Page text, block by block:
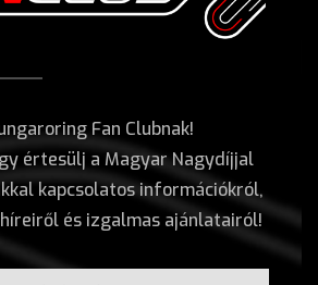
Fan Clubnak!
értesülj a Magyar Nagydíjjal
kapcsolatos információkról,
és izgalmas ajánlatairól!